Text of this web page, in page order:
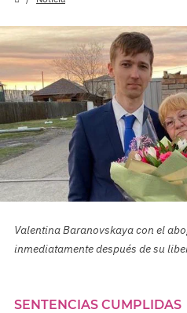
Valentina Baranovskaya con el
inmediatamente después de su
SENTENCIAS CUMPLIDAS